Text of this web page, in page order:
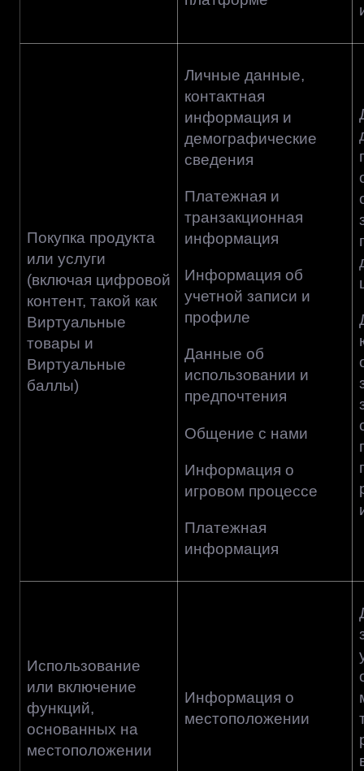
Покупка продукта
или услуги
(включая цифровой
контент, такой как
Виртуальные
товары и
Виртуальные
баллы)
Личные данные,
контактная
информация и
демографические
сведения
Платежная и
транзакционная
информация
Информация об
учетной записи и
профиле
Данные об
использовании и
предпочтения
Общение с нами
Информация о
игровом процессе
Платежная
информация
Использование
или включение
функций,
основанных на
местоположении
Информация о
местоположении